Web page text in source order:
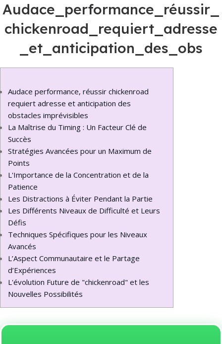
Audace_performance_réussir_
chickenroad_requiert_adresse
_et_anticipation_des_obs
Audace performance, réussir chickenroad
requiert adresse et anticipation des
obstacles imprévisibles
La Maîtrise du Timing : Un Facteur Clé de
Succès
Stratégies Avancées pour un Maximum de
Points
L'Importance de la Concentration et de la
Patience
Les Distractions à Éviter Pendant la Partie
Les Différents Niveaux de Difficulté et Leurs
Défis
Techniques Spécifiques pour les Niveaux
Avancés
L’Aspect Communautaire et le Partage
d’Expériences
L'évolution Future de "chickenroad" et les
Nouvelles Possibilités